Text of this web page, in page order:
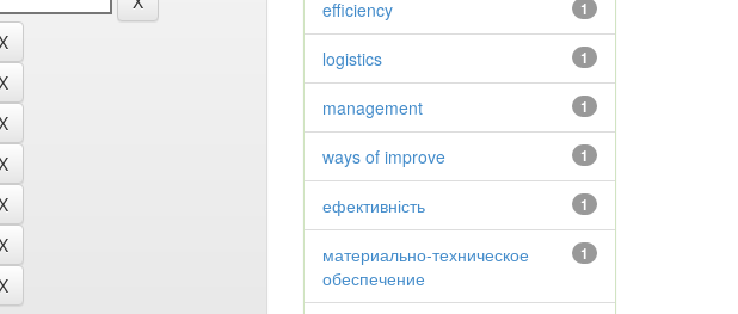
1
efficiency
1
logistics
1
management
1
ways of improve
1
ефективність
1
материально-техническое
обеспечение